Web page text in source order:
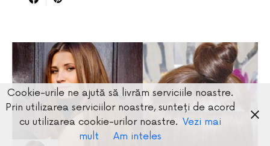
Cookie-urile ne ajută să livrăm serviciile noastre.
Prin utilizarea serviciilor noastre, sunteți de acord
cu utilizarea cookie-urilor noastre. Vezi mai
mult
Am inteles